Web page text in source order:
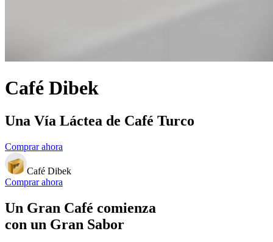
Café Dibek
Una Vía Láctea de Café Turco
Comprar ahora
Café Dibek
Comprar ahora
Un Gran Café comienza
con un Gran Sabor